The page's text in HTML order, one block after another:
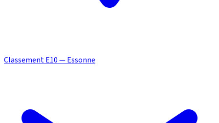
Classement E10 — Essonne